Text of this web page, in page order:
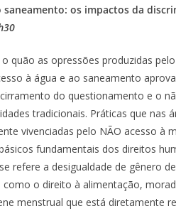
saneamento: os impactos da
quão as opressões produzidas
à água e ao saneamento
do questionamento e o
tradicionais. Práticas que nas
vivenciadas pelo NÃO acesso à
fundamentais dos direitos
refere a desigualdade de gênero
o direito à alimentação,
menstrual que está diretamente